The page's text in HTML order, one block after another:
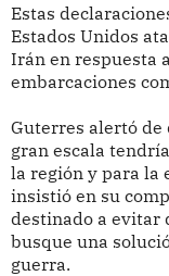
Estas
Estados Unidos
Irán en respuesta
embarcaciones
Guterres alertó de
gran escala
la región y para la
insistió en su
destinado a evitar
busque una
guerra.